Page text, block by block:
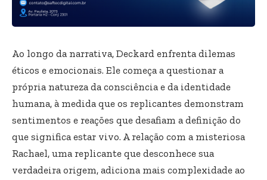
Ao longo da narrativa, Deckard enfrenta dilemas
éticos e emocionais. Ele começa a questionar a
própria natureza da consciência e da identidade
humana, à medida que os replicantes demonstram
sentimentos e reações que desafiam a definição do
que significa estar vivo. A relação com a misteriosa
Rachael, uma replicante que desconhece sua
verdadeira origem, adiciona mais complexidade ao